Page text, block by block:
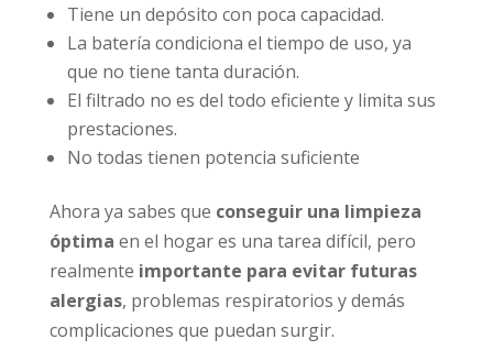
Tiene un depósito con poca capacidad.
La batería condiciona el tiempo de uso, ya
que no tiene tanta duración.
El filtrado no es del todo eficiente y limita sus
prestaciones.
No todas tienen potencia suficiente
Ahora ya sabes que conseguir una limpieza
óptima en el hogar es una tarea difícil, pero
realmente importante para evitar futuras
alergias, problemas respiratorios y demás
complicaciones que puedan surgir.